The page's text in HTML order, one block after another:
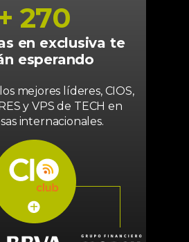
270
en exclusiva te
esperando
mejores líderes, CIOS,
y VPS de TECH en
internacionales.